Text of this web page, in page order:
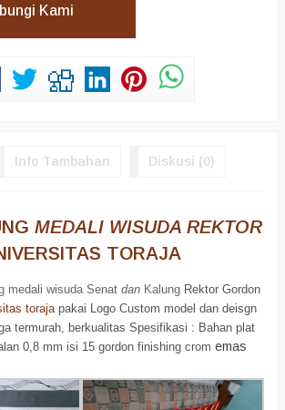
Kami
Info Tambahan Diskusi (0)
MEDALI WISUDA REKTOR
TORAJA
medali wisuda Senat dan Kalung Rektor Gordon
toraja pakai Logo Custom model dan deisgn
termurah, berkualitas Spesifikasi : Bahan plat
0,8 mm isi 15 gordon finishing crom emas